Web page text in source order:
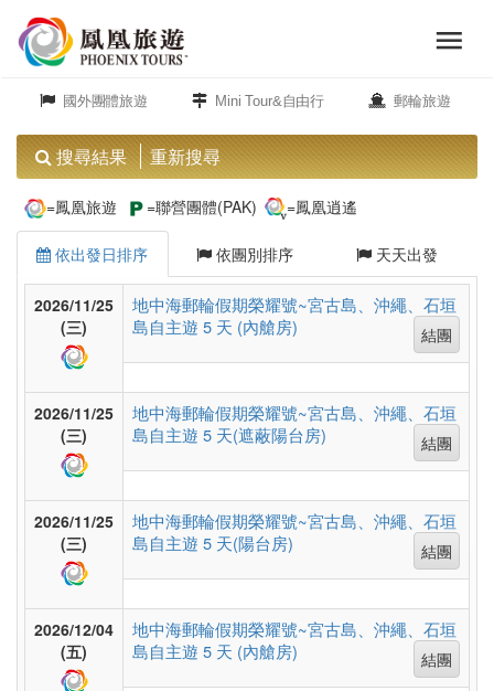
menu
國外團體旅遊 Mini Tour&自由行 郵輪旅遊
旅
道
close
歐
洲
美
島
假
村
搜尋結果 重新搜尋
=鳳凰旅遊 =聯營團體(PAK) =鳳凰逍遙
依出發日排序 依團別排序 天天出發
2026/11/25
(三)
地中海郵輪假期榮耀號~宮古島、沖繩、石垣
島自主遊 5 天 (內艙房)
結團
2026/11/25
(三)
地中海郵輪假期榮耀號~宮古島、沖繩、石垣
島自主遊 5 天(遮蔽陽台房)
結團
2026/11/25
(三)
地中海郵輪假期榮耀號~宮古島、沖繩、石垣
島自主遊 5 天(陽台房)
結團
2026/12/04
(五)
地中海郵輪假期榮耀號~宮古島、沖繩、石垣
島自主遊 5 天 (內艙房)
結團